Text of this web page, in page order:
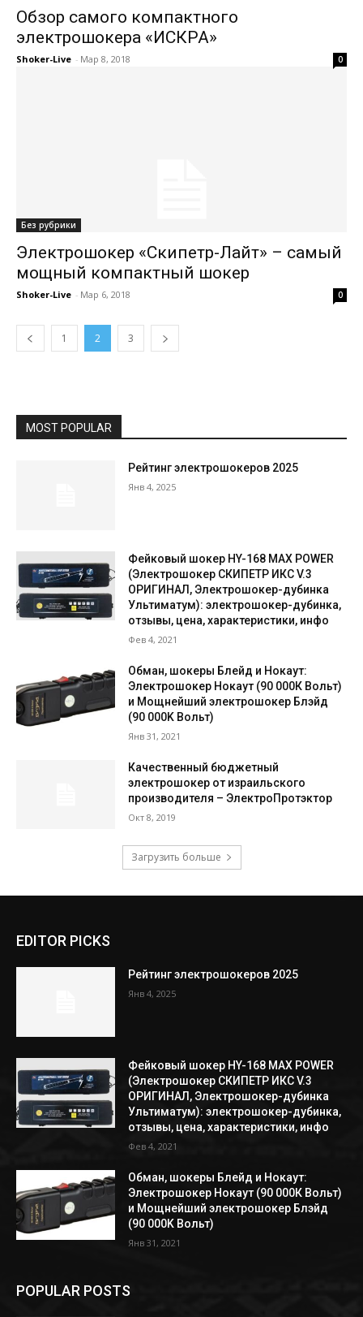
Обзор самого компактного
электрошокера «ИСКРА»
Shoker-Live - Мар 8, 2018 0
Без рубрики
Электрошокер «Скипетр-Лайт» – самый
мощный компактный шокер
Shoker-Live - Мар 6, 2018 0
1 2 3
MOST POPULAR
Рейтинг электрошокеров 2025
Янв 4, 2025
Фейковый шокер HY-168 MAX POWER
(Электрошокер СКИПЕТР ИКС V.3
ОРИГИНАЛ, Электрошокер-дубинка
Ультиматум): электрошокер-дубинка,
отзывы, цена, характеристики, инфо
Фев 4, 2021
Обман, шокеры Блейд и Нокаут:
Электрошокер Нокаут (90 000К Вольт)
и Мощнейший электрошокер Блэйд
(90 000K Вольт)
Янв 31, 2021
Качественный бюджетный
электрошокер от израильского
производителя – ЭлектроПротэктор
Окт 8, 2019
Загрузить больше
EDITOR PICKS
Рейтинг электрошокеров 2025
Янв 4, 2025
Фейковый шокер HY-168 MAX POWER
(Электрошокер СКИПЕТР ИКС V.3
ОРИГИНАЛ, Электрошокер-дубинка
Ультиматум): электрошокер-дубинка,
отзывы, цена, характеристики, инфо
Фев 4, 2021
Обман, шокеры Блейд и Нокаут:
Электрошокер Нокаут (90 000К Вольт)
и Мощнейший электрошокер Блэйд
(90 000K Вольт)
Янв 31, 2021
POPULAR POSTS